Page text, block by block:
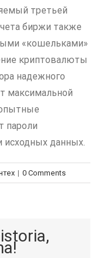
третьей
биржи также
«кошельками»
криптовалюты
надежного
максимальной
пароли
данных.
| 0 Comments